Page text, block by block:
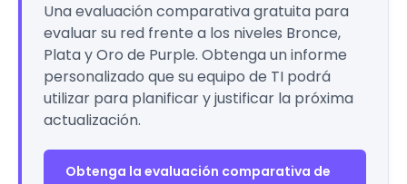
Una evaluación comparativa gratuita para
evaluar su red frente a los niveles Bronce,
Plata y Oro de Purple. Obtenga un informe
personalizado que su equipo de TI podrá
utilizar para planificar y justificar la próxima
actualización.
Obtenga la evaluación comparativa de